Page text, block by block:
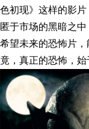
色初现》这样的影
匿于市场的黑暗之中
希望未来的恐怖片
竟，真正的恐怖，始